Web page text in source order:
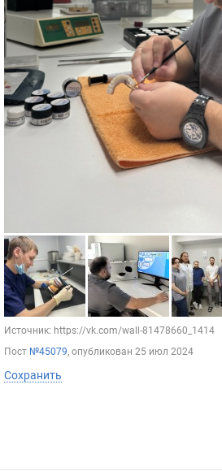
Источник: https://vk.com/wall-81478660_1414
Пост №45079, опубликован 25 июл 2024
Сохранить